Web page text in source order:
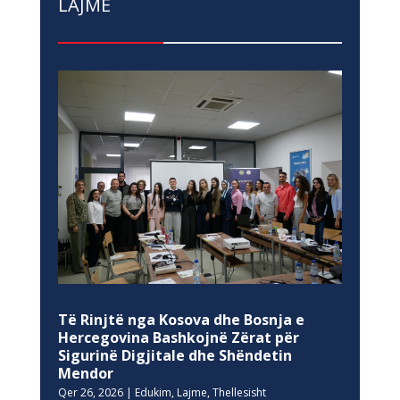
LAJME
Të Rinjtë nga Kosova dhe Bosnja e
Hercegovina Bashkojnë Zërat për
Sigurinë Digjitale dhe Shëndetin
Mendor
Qer 26, 2026| Edukim, Lajme, Thellesisht